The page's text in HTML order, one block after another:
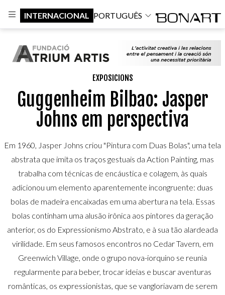
INTERNACIONAL PORTUGUÊS
EXPOSICIONS
Guggenheim Bilbao: Jasper
Johns em perspectiva
Em 1960, Jasper Johns criou "Pintura com Duas Bolas", uma tela
abstrata que imita os traços gestuais da Action Painting, mas
trabalha com técnicas de encáustica e colagem, às quais
adicionou um elemento aparentemente incongruente: duas
bolas de madeira encaixadas em uma abertura na tela. Essas
bolas continham uma alusão irônica aos pintores da geração
anterior, os do Expressionismo Abstrato, e à sua tão alardeada
virilidade. Em seus famosos encontros no Cedar Tavern, em
Greenwich Village, onde o grupo nova-iorquino se reunia
regularmente para beber, trocar ideias e buscar aventuras
românticas, os expressionistas, que se vangloriavam de serem